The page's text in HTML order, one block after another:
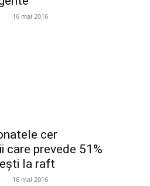
16 mai 2016
cer
care prevede 51%
la raft
16 mai 2016